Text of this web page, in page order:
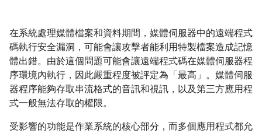
在系統處理媒體檔案和資料期間，媒體伺服器中的遠端程式
碼執行安全漏洞，可能會讓攻擊者能利用特製檔案造成記憶
體出錯。由於這個問題可能會讓遠端程式碼在媒體伺服器程
序環境內執行，因此嚴重程度被評定為「最高」。媒體伺服
器程序能夠存取串流格式的音訊和視訊，以及第三方應用程
式一般無法存取的權限。
受影響的功能是作業系統的核心部分，而多個應用程式都允